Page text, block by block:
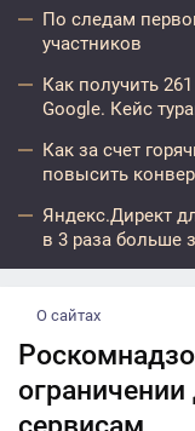
По следам
участников
Как получить
Google. Кейс
Как за счет
повысить
Яндекс.Директ
в 3 раза больше
О сайтах
ограничении